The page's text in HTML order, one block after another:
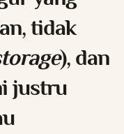
tidak
), dan
justru